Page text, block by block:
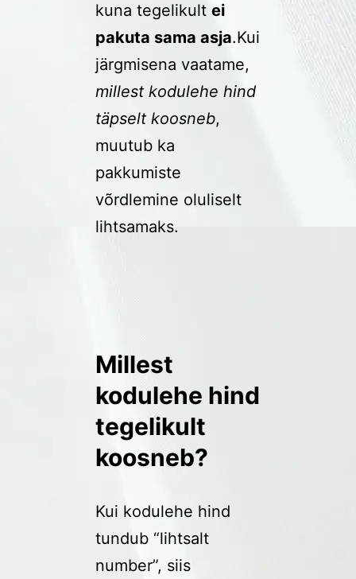
kuna tegelikult ei
pakuta sama asja.Kui
järgmisena vaatame,
millest kodulehe hind
täpselt koosneb,
muutub ka
pakkumiste
võrdlemine oluliselt
lihtsamaks.
Millest
kodulehe hind
tegelikult
koosneb?
Kui kodulehe hind
tundub “lihtsalt
number”, siis